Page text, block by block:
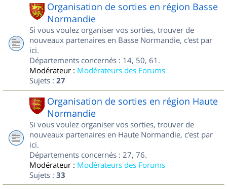
Organisation de sorties en région Basse
Normandie
Si vous voulez organiser vos sorties, trouver de
nouveaux partenaires en Basse Normandie, c'est par
ici.
Départements concernés : 14, 50, 61.
Modérateur : Modérateurs des Forums
Sujets : 27
Organisation de sorties en région Haute
Normandie
Si vous voulez organiser vos sorties, trouver de
nouveaux partenaires en Haute Normandie, c'est par
ici.
Départements concernés : 27, 76.
Modérateur : Modérateurs des Forums
Sujets : 33